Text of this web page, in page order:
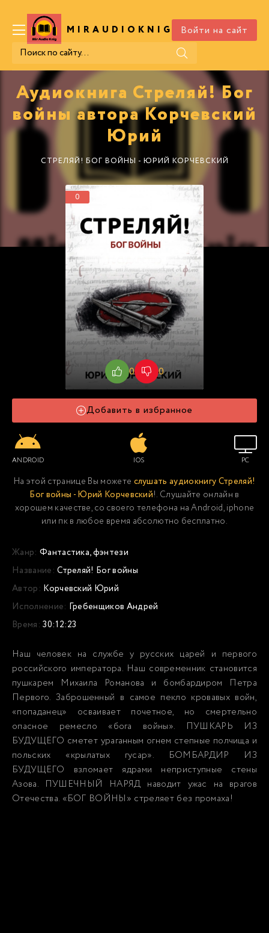
MIRAUDIOKNIG .COM
Войти на сайт
Аудиокнига Стреляй! Бог
войны автора Корчевский
Юрий
СТРЕЛЯЙ! БОГ ВОЙНЫ - ЮРИЙ КОРЧЕВСКИЙ
0
0 0
Добавить в избранное
ANDROID IOS PC
На этой странице Вы можете слушать аудиокнигу Стреляй!
Бог войны - Юрий Корчевский!. Слушайте онлайн в
хорошем качестве, со своего телефона на Android, iphone
или пк в любое время абсолютно бесплатно.
Жанр: Фантастика, фэнтези
Название: Стреляй! Бог войны
Автор: Корчевский Юрий
Исполнение: Гребенщиков Андрей
Время: 30:12:23
Наш человек на службе у русских царей и первого
российского императора. Наш современник становится
пушкарем Михаила Романова и бомбардиром Петра
Первого. Заброшенный в самое пекло кровавых войн,
«попаданец» осваивает почетное, но смертельно
опасное ремесло «бога войны». ПУШКАРЬ ИЗ
БУДУЩЕГО сметет ураганным огнем степные полчища и
польских «крылатых гусар». БОМБАРДИР ИЗ
БУДУЩЕГО взломает ядрами неприступные стены
Азова. ПУШЕЧНЫЙ НАРЯД наводит ужас на врагов
Отечества. «БОГ ВОЙНЫ» стреляет без промаха!